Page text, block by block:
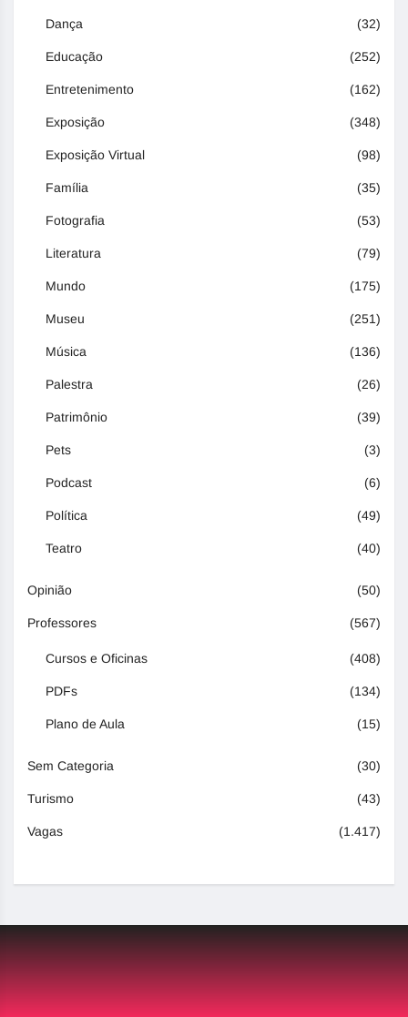
Dança (32)
Educação (252)
Entretenimento (162)
Exposição (348)
Exposição Virtual (98)
Família (35)
Fotografia (53)
Literatura (79)
Mundo (175)
Museu (251)
Música (136)
Palestra (26)
Patrimônio (39)
Pets (3)
Podcast (6)
Política (49)
Teatro (40)
Opinião (50)
Professores (567)
Cursos e Oficinas (408)
PDFs (134)
Plano de Aula (15)
Sem Categoria (30)
Turismo (43)
Vagas (1.417)